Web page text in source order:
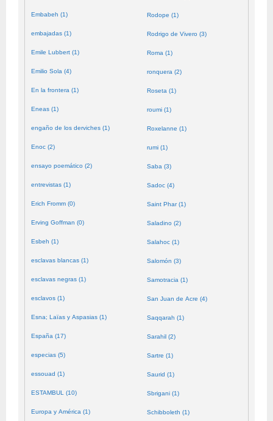
Embabeh (1)
embajadas (1)
Emile Lubbert (1)
Emilio Sola (4)
En la frontera (1)
Eneas (1)
engaño de los derviches (1)
Enoc (2)
ensayo poemático (2)
entrevistas (1)
Erich Fromm (0)
Erving Goffman (0)
Esbeh (1)
esclavas blancas (1)
esclavas negras (1)
esclavos (1)
Esna; Laïas y Aspasias (1)
España (17)
especias (5)
essouad (1)
ESTAMBUL (10)
Europa y América (1)
Rodope (1)
Rodrigo de Vivero (3)
Roma (1)
ronquera (2)
Roseta (1)
roumi (1)
Roxelanne (1)
rumi (1)
Saba (3)
Sadoc (4)
Saint Phar (1)
Saladino (2)
Salahoc (1)
Salomón (3)
Samotracia (1)
San Juan de Acre (4)
Saqqarah (1)
Sarahil (2)
Sartre (1)
Saurid (1)
Sbrigani (1)
Schibboleth (1)